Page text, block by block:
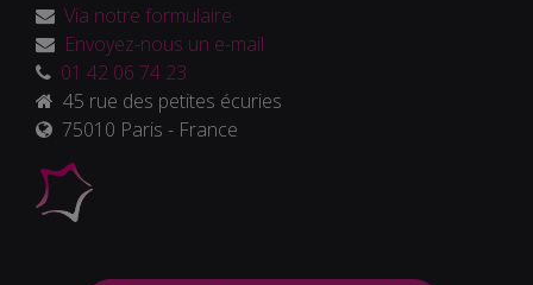
Via notre formulaire
Envoyez-nous un e-mail
01 42 06 74 23
45 rue des petites écuries
75010 Paris - France